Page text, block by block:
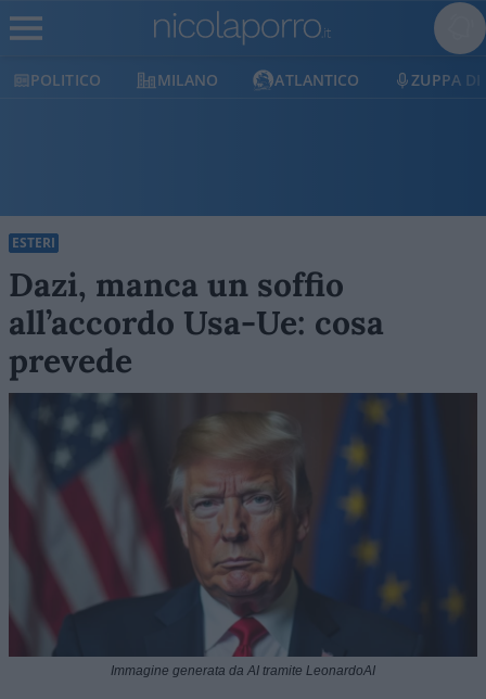
MILANO ATLANTICO ZUPPA DI
ESTERI
Dazi, manca un soffio
all’accordo Usa-Ue: cosa
prevede
Immagine generata da AI tramite LeonardoAI